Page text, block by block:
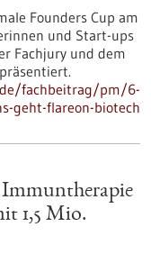
Founders Cup am
und Start-ups
Fachjury und dem
fachbeitrag/pm/6-
geht-flareon-biotech
1,5 Mio.